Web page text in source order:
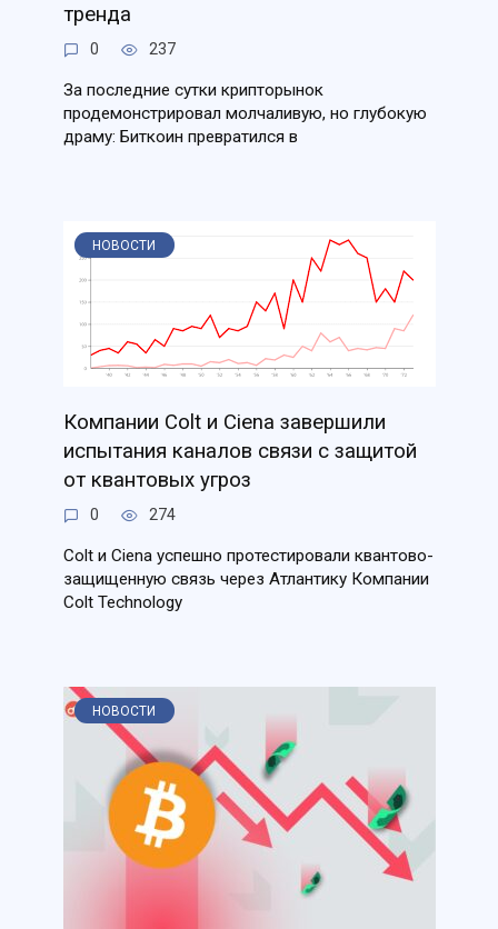
тренда
0 237
За последние сутки крипторынок
продемонстрировал молчаливую, но глубокую
драму: Биткоин превратился в
НОВОСТИ
Компании Colt и Ciena завершили
испытания каналов связи с защитой
от квантовых угроз
0 274
Colt и Ciena успешно протестировали квантово-
защищенную связь через Атлантику Компании
Colt Technology
НОВОСТИ